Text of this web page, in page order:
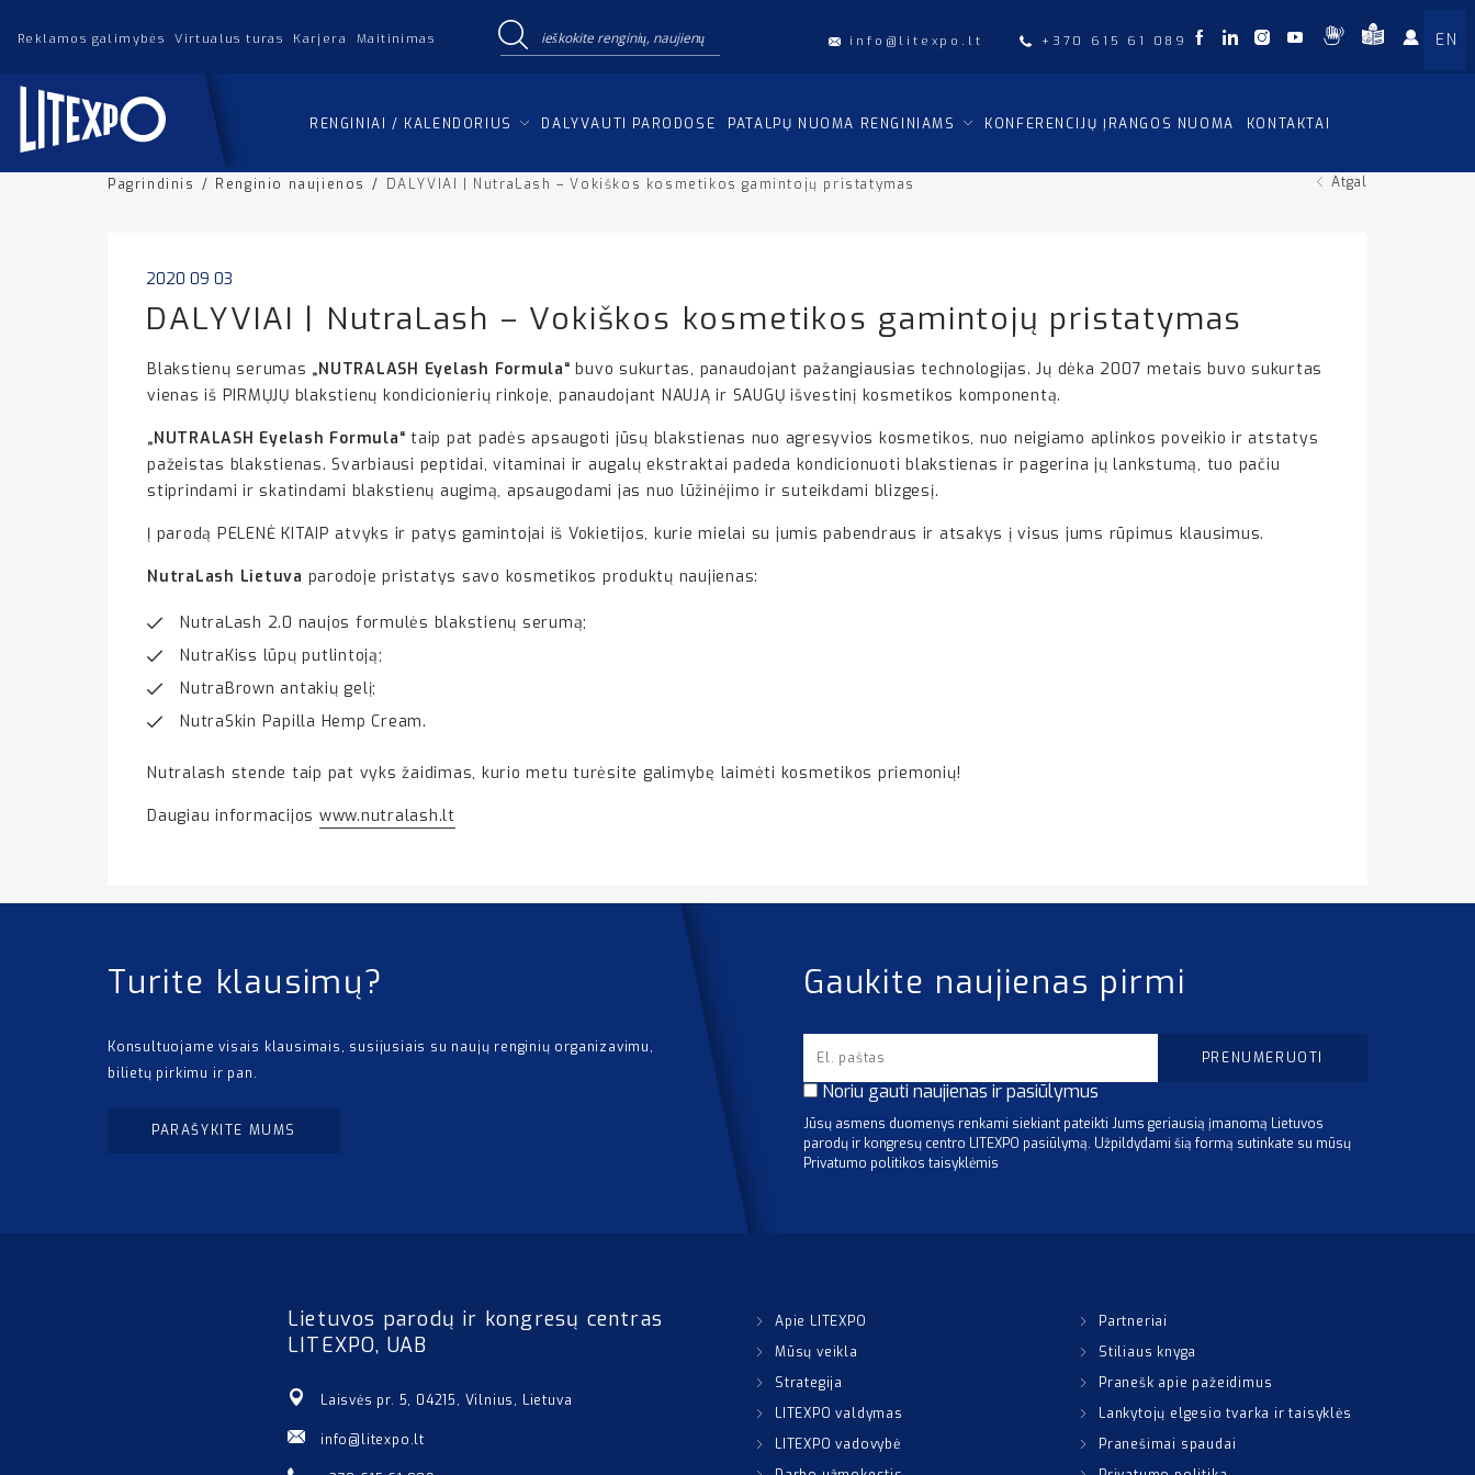
Reklamos galimybės Virtualus turas Karjera Maitinimas info@litexpo.lt +370 615 61 089 EN
RENGINIAI / KALENDORIUS DALYVAUTI PARODOSE PATALPŲ NUOMA RENGINIAMS KONFERENCIJŲ ĮRANGOS NUOMA KONTAKTAI
Pagrindinis / Renginio naujienos / DALYVIAI | NutraLash – Vokiškos kosmetikos gamintojų pristatymas Atgal
2020 09 03
DALYVIAI | NutraLash – Vokiškos kosmetikos gamintojų pristatymas
Blakstienų serumas „NUTRALASH Eyelash Formula“buvo sukurtas, panaudojant pažangiausias technologijas. Jų dėka 2007 metais buvo sukurtas
vienas iš PIRMŲJŲ blakstienų kondicionierių rinkoje, panaudojant NAUJĄ ir SAUGŲ išvestinį kosmetikos komponentą.
„NUTRALASH Eyelash Formula“ taip pat padės apsaugoti jūsų blakstienas nuo agresyvios kosmetikos, nuo neigiamo aplinkos poveikio ir atstatys
pažeistas blakstienas. Svarbiausi peptidai, vitaminai ir augalų ekstraktai padeda kondicionuoti blakstienas ir pagerina jų lankstumą, tuo pačiu
stiprindami ir skatindami blakstienų augimą, apsaugodami jas nuo lūžinėjimo ir suteikdami blizgesį.
Į parodą PELENĖ KITAIP atvyks ir patys gamintojai iš Vokietijos, kurie mielai su jumis pabendraus ir atsakys į visus jums rūpimus klausimus.
NutraLash Lietuva parodoje pristatys savo kosmetikos produktų naujienas:
NutraLash 2.0 naujos formulės blakstienų serumą;
NutraKiss lūpų putlintoją;
NutraBrown antakių gelį;
NutraSkin Papilla Hemp Cream.
Nutralash stende taip pat vyks žaidimas, kurio metu turėsite galimybę laimėti kosmetikos priemonių!
Daugiau informacijos www.nutralash.lt
Turite klausimų?
Konsultuojame visais klausimais, susijusiais su naujų renginių organizavimu,
bilietų pirkimu ir pan.
PARAŠYKITE MUMS
Gaukite naujienas pirmi
Noriu gauti naujienas ir pasiūlymus
Jūsų asmens duomenys renkami siekiant pateikti Jums geriausią įmanomą Lietuvos
parodų ir kongresų centro LITEXPO pasiūlymą. Užpildydami šią formą sutinkate su mūsų
Privatumo politikos taisyklėmis
Lietuvos parodų ir kongresų centras
LITEXPO, UAB
Laisvės pr. 5, 04215, Vilnius, Lietuva
info@litexpo.lt
Apie LITEXPO
Mūsų veikla
Strategija
LITEXPO valdymas
LITEXPO vadovybė
Partneriai
Stiliaus knyga
Pranešk apie pažeidimus
Lankytojų elgesio tvarka ir taisyklės
Pranešimai spaudai